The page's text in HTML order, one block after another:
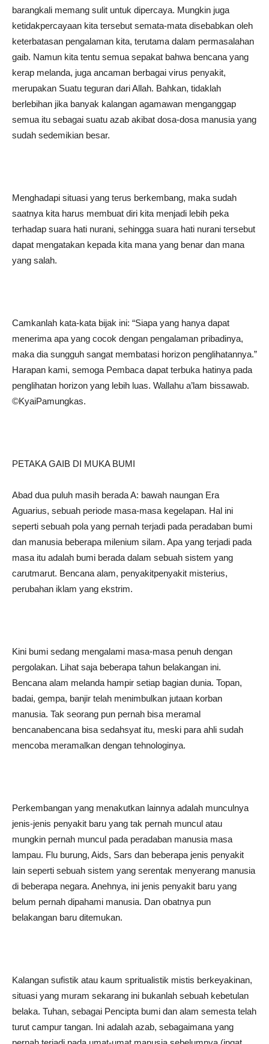
barangkali memang sulit untuk dipercaya. Mungkin juga
ketidakpercayaan kita tersebut semata-mata disebabkan oleh
keterbatasan pengalaman kita, terutama dalam permasalahan
gaib. Namun kita tentu semua sepakat bahwa bencana yang
kerap melanda, juga ancaman berbagai virus penyakit,
merupakan Suatu teguran dari Allah. Bahkan, tidaklah
berlebihan jika banyak kalangan agamawan menganggap
semua itu sebagai suatu azab akibat dosa-dosa manusia yang
sudah sedemikian besar.
Menghadapi situasi yang terus berkembang, maka sudah
saatnya kita harus membuat diri kita menjadi lebih peka
terhadap suara hati nurani, sehingga suara hati nurani tersebut
dapat mengatakan kepada kita mana yang benar dan mana
yang salah.
Camkanlah kata-kata bijak ini: “Siapa yang hanya dapat
menerima apa yang cocok dengan pengalaman pribadinya,
maka dia sungguh sangat membatasi horizon penglihatannya.”
Harapan kami, semoga Pembaca dapat terbuka hatinya pada
penglihatan horizon yang lebih luas. Wallahu a’lam bissawab.
©️KyaiPamungkas.
PETAKA GAIB DI MUKA BUMI
Abad dua puluh masih berada A: bawah naungan Era
Aguarius, sebuah periode masa-masa kegelapan. Hal ini
seperti sebuah pola yang pernah terjadi pada peradaban bumi
dan manusia beberapa milenium silam. Apa yang terjadi pada
masa itu adalah bumi berada dalam sebuah sistem yang
carutmarut. Bencana alam, penyakitpenyakit misterius,
perubahan iklam yang ekstrim.
Kini bumi sedang mengalami masa-masa penuh dengan
pergolakan. Lihat saja beberapa tahun belakangan ini.
Bencana alam melanda hampir setiap bagian dunia. Topan,
badai, gempa, banjir telah menimbulkan jutaan korban
manusia. Tak seorang pun pernah bisa meramal
bencanabencana bisa sedahsyat itu, meski para ahli sudah
mencoba meramalkan dengan tehnologinya.
Perkembangan yang menakutkan lainnya adalah munculnya
jenis-jenis penyakit baru yang tak pernah muncul atau
mungkin pernah muncul pada peradaban manusia masa
lampau. Flu burung, Aids, Sars dan beberapa jenis penyakit
lain seperti sebuah sistem yang serentak menyerang manusia
di beberapa negara. Anehnya, ini jenis penyakit baru yang
belum pernah dipahami manusia. Dan obatnya pun
belakangan baru ditemukan.
Kalangan sufistik atau kaum spritualistik mistis berkeyakinan,
situasi yang muram sekarang ini bukanlah sebuah kebetulan
belaka. Tuhan, sebagai Pencipta bumi dan alam semesta telah
turut campur tangan. Ini adalah azab, sebagaimana yang